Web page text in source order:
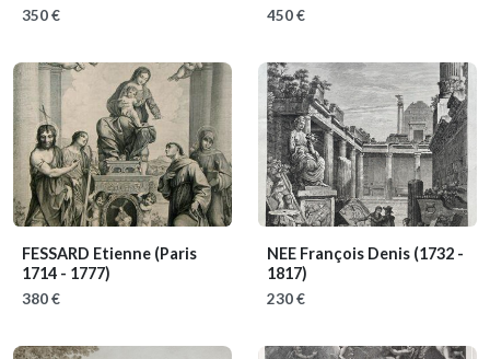
350 € 450 €
FESSARD Etienne (Paris
1714 - 1777)
380 €
NEE François Denis (1732 -
1817)
230 €